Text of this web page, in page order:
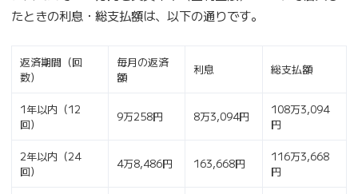
たときの利息・総支払額は、以下の通りです。
返済期間（回
数）
毎月の返済
額
利息 総支払額
1年以内（12
回）
9万258円 8万3,094円
108万3,094
円
2年以内（24
回）
4万8,486円 163,668円
116万3,668
円